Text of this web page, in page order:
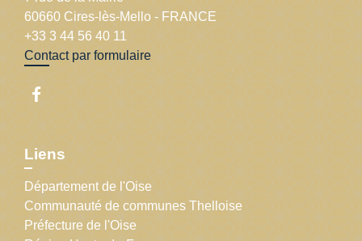
60660 Cires-lès-Mello - FRANCE
+33 3 44 56 40 11
Contact par formulaire
Liens
Département de l'Oise
Communauté de communes Thelloise
Préfecture de l'Oise